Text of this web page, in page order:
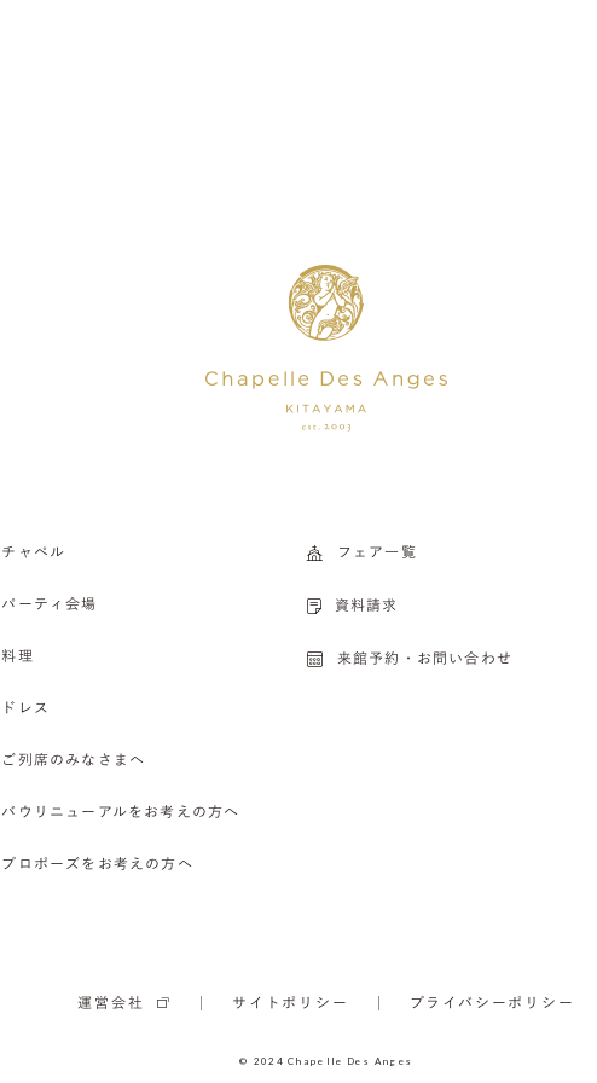
チャペル
パーティ会場
料理
ドレス
ご列席のみなさまへ
バウリニューアルをお考えの方へ
プロポーズをお考えの方へ
フェア一覧
資料請求
来館予約・お問い合わせ
運営会社 サイトポリシー プライバシーポリシー
© 2024 Chapelle Des Anges